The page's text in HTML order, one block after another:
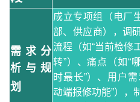
需求分
析与规
划
成立专项组（电厂
部、供应商），调
流程（如“当前检修
转”）、痛点（如“
时最长”）、用户需
动端报修功能”），